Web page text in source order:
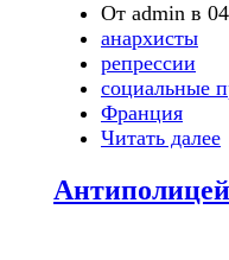
От admin в
анархисты
репрессии
социальные
Франция
Читать далее